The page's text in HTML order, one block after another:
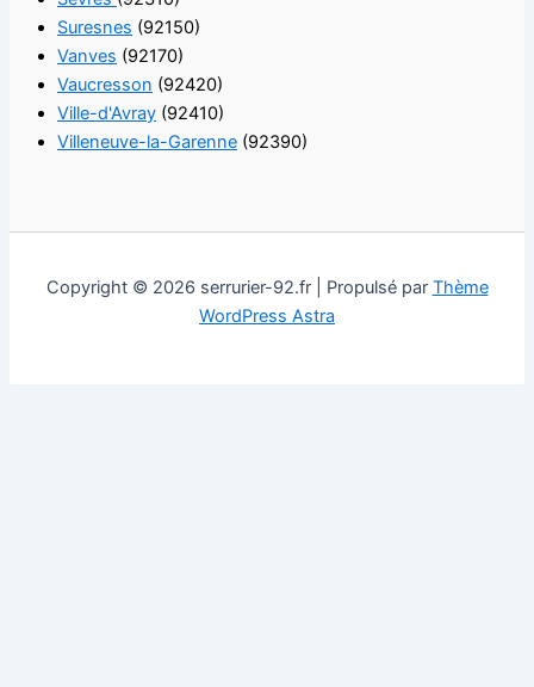
Suresnes (92150)
Vanves (92170)
Vaucresson (92420)
Ville-d'Avray (92410)
Villeneuve-la-Garenne (92390)
Copyright © 2026 serrurier-92.fr | Propulsé par Thème
WordPress Astra